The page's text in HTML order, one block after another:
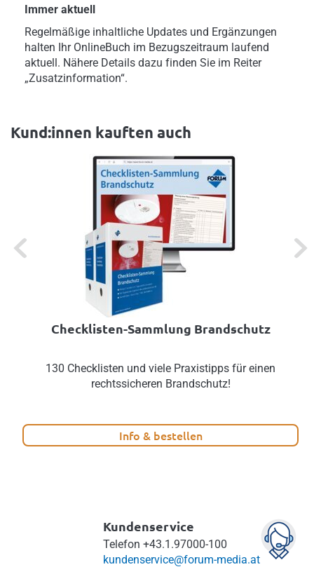
Immer aktuell
Regelmäßige inhaltliche Updates und Ergänzungen
halten Ihr OnlineBuch im Bezugszeitraum laufend
aktuell. Nähere Details dazu finden Sie im Reiter
„Zusatzinformation“.
Kund:innen kauften auch
Previous Next
Checklisten-Sammlung Brandschutz
130 Checklisten und viele Praxistipps für einen
rechtssicheren Brandschutz!
Info & bestellen
Kundenservice
Telefon +43.1.97000-100
kundenservice@forum-media.at